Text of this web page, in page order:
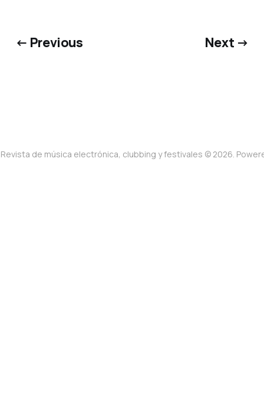
← Previous Next →
de música electrónica, clubbing y festivales © 2026.